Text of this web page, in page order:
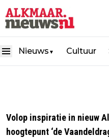
Nieuws ▼ Cultuur
Volop inspiratie in nieuw
hoogtepunt ‘de